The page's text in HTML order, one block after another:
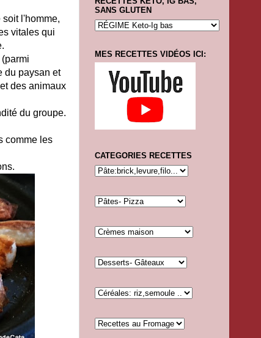
l'homme,
vitales qui
du paysan et
des animaux
du groupe.
comme les
SANS GLUTEN
MES RECETTES VIDÉOS ICI:
CATEGORIES RECETTES